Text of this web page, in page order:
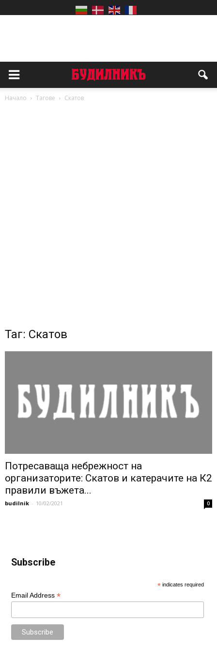
Начало Тагове Скатов
Таг: Скатов
Потресаваща небрежност на
организаторите: Скатов и катерачите на К2
правили въжета...
budilnik - 10/02/2021 0
Subscribe
* indicates required
Email Address *